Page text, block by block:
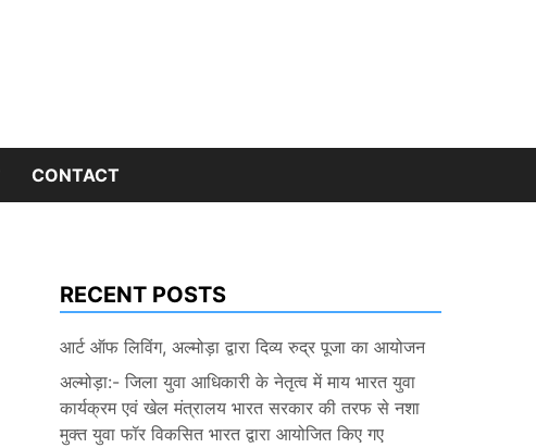
CONTACT
RECENT POSTS
आर्ट ऑफ लिविंग, अल्मोड़ा द्वारा दिव्य रुद्र पूजा का आयोजन
अल्मोड़ा:- जिला युवा आधिकारी के नेतृत्व में माय भारत युवा
कार्यक्रम एवं खेल मंत्रालय भारत सरकार की तरफ से नशा
मुक्त युवा फॉर विकसित भारत द्वारा आयोजित किए गए